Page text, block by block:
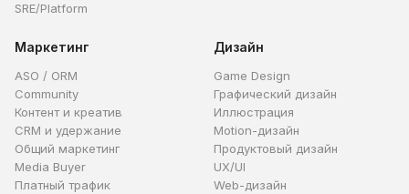
SRE/Platform
Маркетинг
ASO / ORM
Community
Контент и креатив
CRM и удержание
Общий маркетинг
Media Buyer
Платный трафик
Дизайн
Game Design
Графический дизайн
Иллюстрация
Motion-дизайн
Продуктовый дизайн
UX/UI
Web-дизайн